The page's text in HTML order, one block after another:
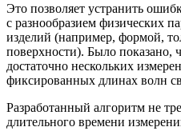
Это позволяет устранить
с разнообразием физических
изделий (например, формой,
поверхности). Было показано,
достаточно нескольких
фиксированных длинах волн
Разработанный алгоритм не
длительного времени